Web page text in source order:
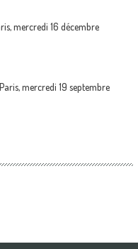
mercredi 16 décembre
mercredi 19 septembre